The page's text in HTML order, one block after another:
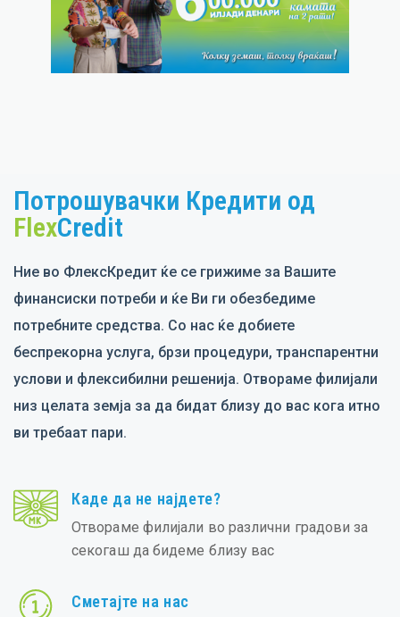
of
7Потрошувачки Кредити од
FlexCredit
Ние во ФлексКредит ќе се грижиме за Вашите
финансиски потреби и ќе Ви ги обезбедиме
потребните средства. Со нас ќе добиете
беспрекорна услуга, брзи процедури, транспарентни
услови и флексибилни решенија. Отвораме филијали
низ целата земја за да бидат близу до вас кога итно
ви требаат пари.
Каде да не најдете?
Отвораме филијали во различни градови за
секогаш да бидеме близу вас
Сметајте на нас